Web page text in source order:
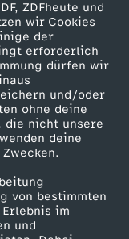
ZDFheute und
wir Cookies
der
erforderlich
dürfen wir
und/oder
ohne deine
nicht unsere
deine
von bestimmten
im
und
ZDF